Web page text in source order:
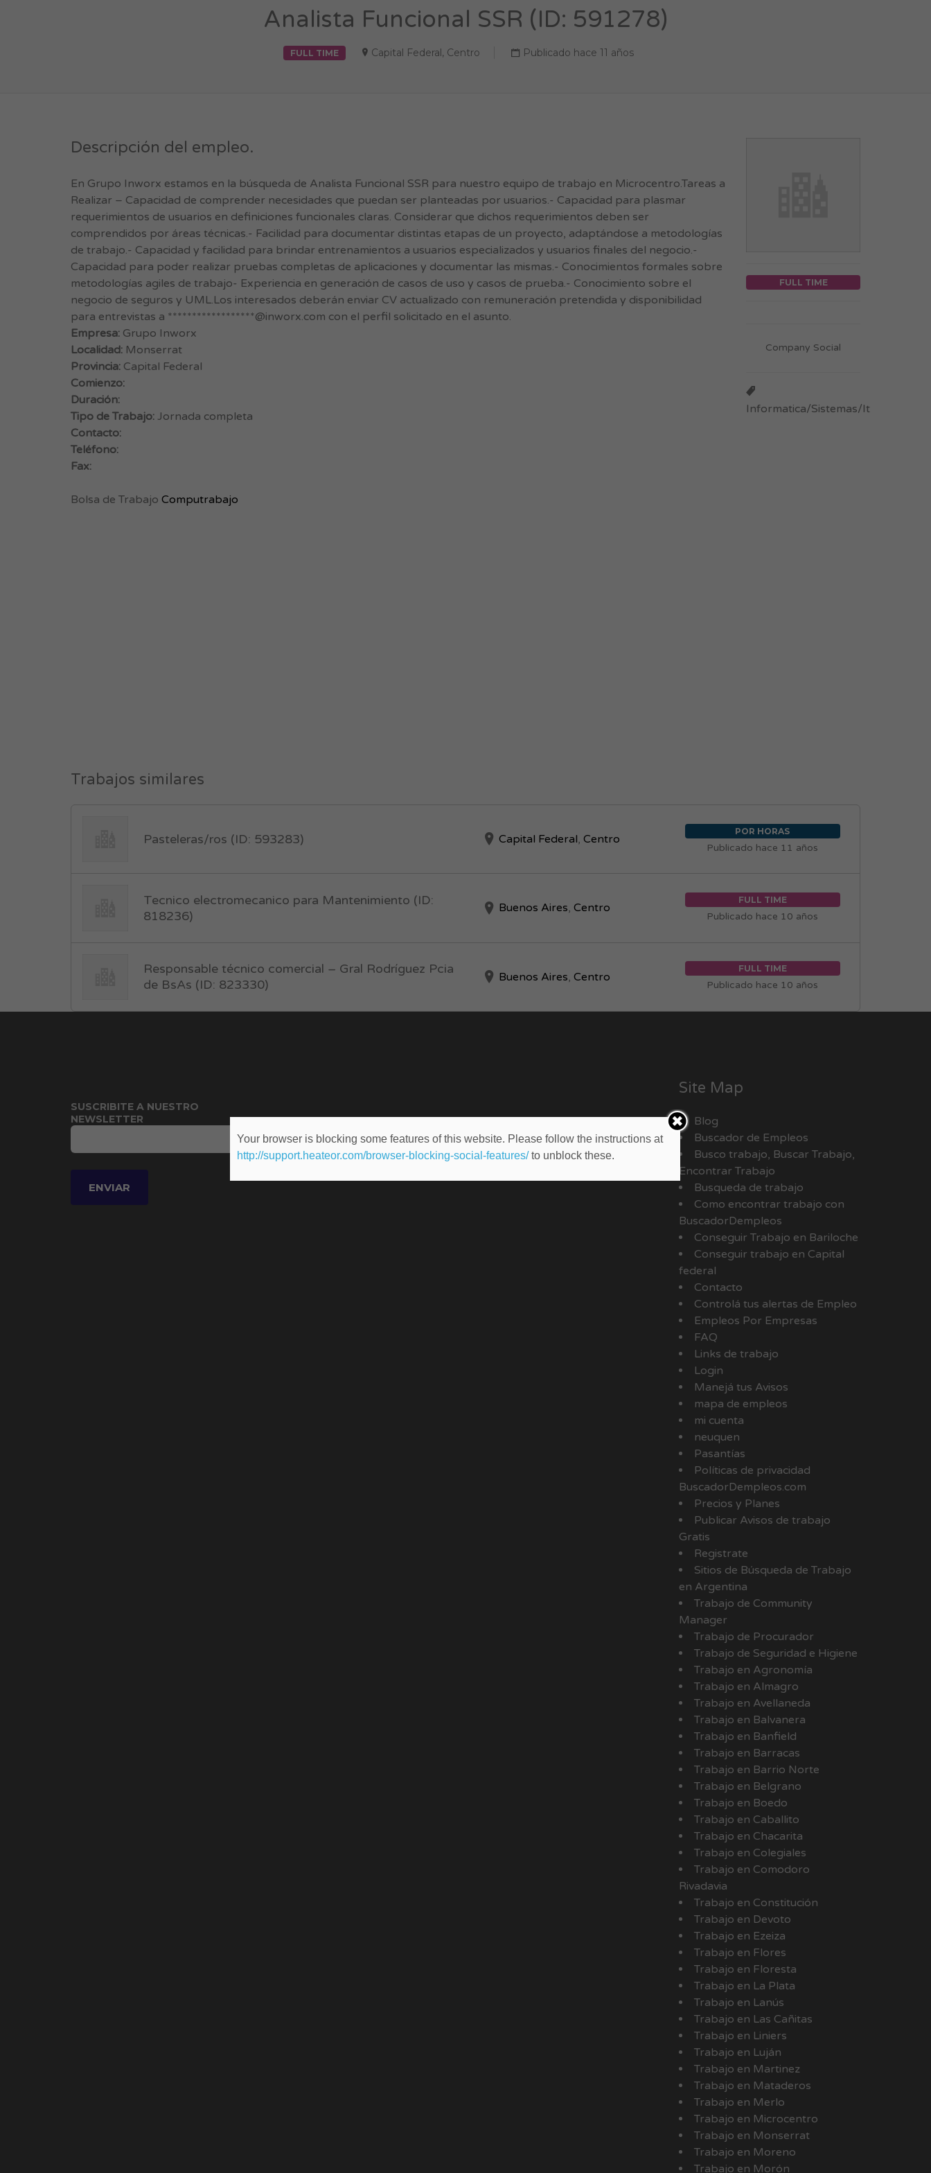
Analista Funcional SSR (ID: 591278)
FULL TIME Capital Federal, Centro Publicado hace 11 años
Descripción del empleo.
En Grupo Inworx estamos en la búsqueda de Analista Funcional SSR para nuestro equipo de trabajo en Microcentro.Tareas a
Realizar – Capacidad de comprender necesidades que puedan ser planteadas por usuarios.- Capacidad para plasmar
requerimientos de usuarios en definiciones funcionales claras. Considerar que dichos requerimientos deben ser
comprendidos por áreas técnicas.- Facilidad para documentar distintas etapas de un proyecto, adaptándose a metodologías
de trabajo.- Capacidad y facilidad para brindar entrenamientos a usuarios especializados y usuarios finales del negocio.-
Capacidad para poder realizar pruebas completas de aplicaciones y documentar las mismas.- Conocimientos formales sobre
metodologías agiles de trabajo- Experiencia en generación de casos de uso y casos de prueba.- Conocimiento sobre el
negocio de seguros y UML.Los interesados deberán enviar CV actualizado con remuneración pretendida y disponibilidad
para entrevistas a ******************@inworx.com con el perfil solicitado en el asunto.
Empresa: Grupo Inworx
Localidad: Monserrat
Provincia: Capital Federal
Comienzo:
Duración:
Tipo de Trabajo: Jornada completa
Contacto:
Teléfono:
Fax:
Bolsa de Trabajo Computrabajo
FULL TIME
Company Social
Informatica/Sistemas/It
Trabajos similares
Pasteleras/ros (ID: 593283) Capital Federal, Centro
POR HORAS
Publicado hace 11 años
Tecnico electromecanico para Mantenimiento (ID:
818236)
Buenos Aires, Centro
FULL TIME
Publicado hace 10 años
Responsable técnico comercial – Gral Rodríguez Pcia
de BsAs (ID: 823330)
Buenos Aires, Centro
FULL TIME
Publicado hace 10 años
SUSCRIBITE A NUESTRO
NEWSLETTER
Site Map
Blog
Buscador de Empleos
Busco trabajo, Buscar Trabajo,
Encontrar Trabajo
Busqueda de trabajo
Como encontrar trabajo con
BuscadorDempleos
Conseguir Trabajo en Bariloche
Conseguir trabajo en Capital
federal
Contacto
Controlá tus alertas de Empleo
Empleos Por Empresas
FAQ
Links de trabajo
Login
Manejá tus Avisos
mapa de empleos
mi cuenta
neuquen
Pasantías
Políticas de privacidad
BuscadorDempleos.com
Precios y Planes
Publicar Avisos de trabajo
Gratis
Registrate
Sitios de Búsqueda de Trabajo
en Argentina
Trabajo de Community
Manager
Trabajo de Procurador
Trabajo de Seguridad e Higiene
Trabajo en Agronomía
Trabajo en Almagro
Trabajo en Avellaneda
Trabajo en Balvanera
Trabajo en Banfield
Trabajo en Barracas
Trabajo en Barrio Norte
Trabajo en Belgrano
Trabajo en Boedo
Trabajo en Caballito
Trabajo en Chacarita
Trabajo en Colegiales
Trabajo en Comodoro
Rivadavia
Trabajo en Constitución
Trabajo en Devoto
Trabajo en Ezeiza
Trabajo en Flores
Trabajo en Floresta
Trabajo en La Plata
Trabajo en Lanús
Trabajo en Las Cañitas
Trabajo en Liniers
Trabajo en Luján
Trabajo en Martinez
Trabajo en Mataderos
Trabajo en Merlo
Trabajo en Microcentro
Trabajo en Monserrat
Trabajo en Moreno
Trabajo en Morón
Your browser is blocking some features of this website. Please follow the instructions at
http://support.heateor.com/browser-blocking-social-features/to unblock these.